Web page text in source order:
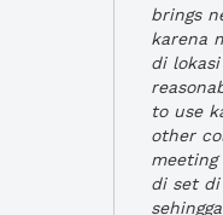
brings
karena
di
to use
other
meeting
di set di